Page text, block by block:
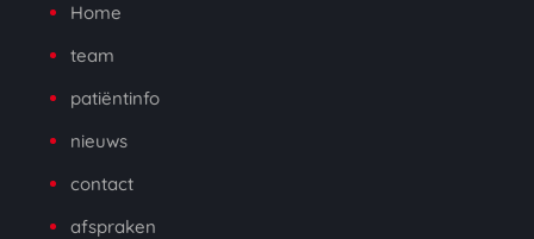
Home
team
patiëntinfo
nieuws
contact
afspraken